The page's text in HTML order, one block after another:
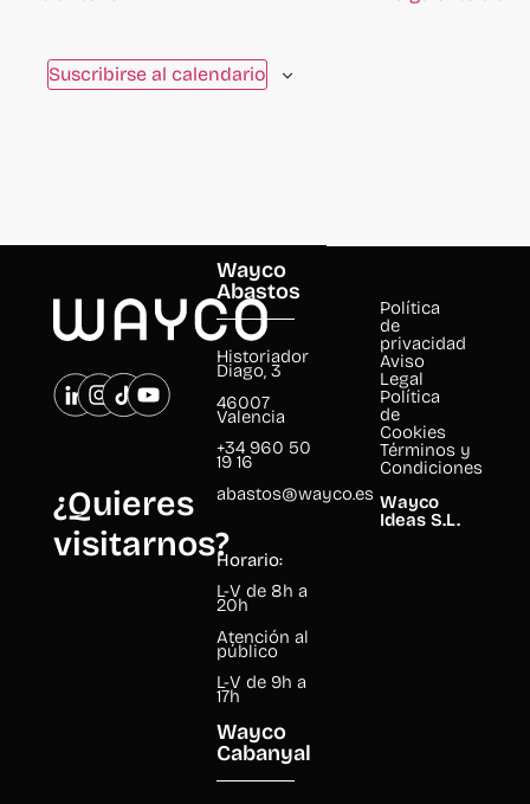
actualice
Suscribirse al calendario
¿Quieres
visitarnos?
Wayco
Abastos
Historiador
Diago, 3
46007
Valencia
+34 960 50
19 16
abastos@wayco.es
Horario:
L-V de 8h a
20h
Atención al
público
L-V de 9h a
17h
Wayco
Cabanyal
Wayco
Ideas S.L.
Política
de
privacidad
Aviso
Legal
Política
de
Cookies
Términos y
Condiciones